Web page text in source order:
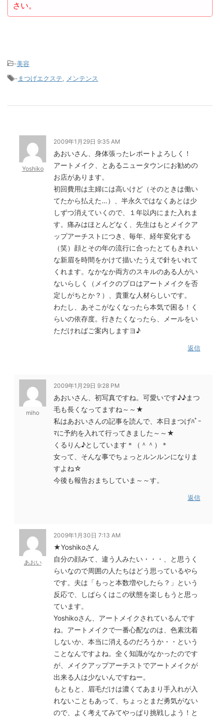
さい。
-美容
- まつげエクステ メンテンス
Yoshiko
2009年1月29日 9:35 AM
あおいさん、身体張ったレポートよろしく！
アートメイク、とあるニュータウンにお勧めの
お店があります。
初回費用は主婦には高いけど（そのときは働い
てたから払えた…）、半永久ではなくあとは少
しずつ消えていくので、１年以内にまた入れま
す。痛みはほとんどなく、先生はもとメイクア
ップアーチストにつき、毎年、経年変化する
（笑）顔とその年の流行に合ったとてもきれい
な新眉を時間をかけて描いたうえで針をいれて
くれます。なかなか両方のスキルのある人がい
ないらしく（メイクのプロはアートメイクを否
定しがちとか？）、貴重な人材らしいです。
わたし、あそこがなくなったら本気で困る！く
らいの依存度。行きたくなったら、メールをい
ただければご案内しますヨ♪
返信
miho
2009年1月29日 9:28 PM
あおいさん、初写真ですね。可愛いです♪♪まつ
毛も長くなってますね～～★
私はあおいさんの記事を読んで、本日まつげﾊﾟｰ
ﾏに予約を入れて行ってきました～～★
くるりん♪としています＊（＾＾）＊
女って、そんな事でちょっとルンルンになりま
すよね☆
今後も報告おまちしていま～～す。
返信
あおい
2009年1月30日 7:13 AM
★Yoshikoさん
自分の顔みて、違う人みたい・・・、と思うく
らいなので周囲の人たちはどう思っているやら
です。夫は「もっと本数増やしたら？」という
反応で、しばらくはこの状態を楽しもうと思っ
ています。
Yoshikoさん、アートメイクされているんです
ね。アートメイクで一番心配なのは、色素沈着
しないか、本当に消えるのだろうか・・という
ことなんですよね。全く知識がなかったのです
が、メイクアップアーチストでアートメイクが
出来る人は少ないんですねー。
もともと、眉毛だけは濃くてあまり手入れが入
れないこともあって、ちょっとまだ勇気がない
ので、よく考えてみてやっぱり挑戦しよう！と